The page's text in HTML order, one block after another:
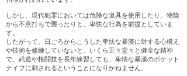
しかし、現代犯罪においては危険な道具を使用したり、物陰
から不意打ちで襲ったりと、卑怯な行為を前提としていま
す。
したがって、日ごろからこうした卑怯な暴漢に対する心構え
や技術を修練していないと、いくら正々堂々と健全な精神
で、武道や格闘技を長年練習しても、卑怯な暴漢のポケット
ナイフに刺されるということになりかねません。